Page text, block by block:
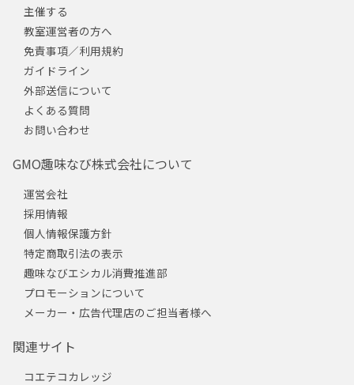
主催する
教室運営者の方へ
免責事項／利用規約
ガイドライン
外部送信について
よくある質問
お問い合わせ
GMO趣味なび株式会社について
運営会社
採用情報
個人情報保護方針
特定商取引法の表示
趣味なびエシカル消費推進部
プロモーションについて
メーカー・広告代理店のご担当者様へ
関連サイト
コエテコカレッジ